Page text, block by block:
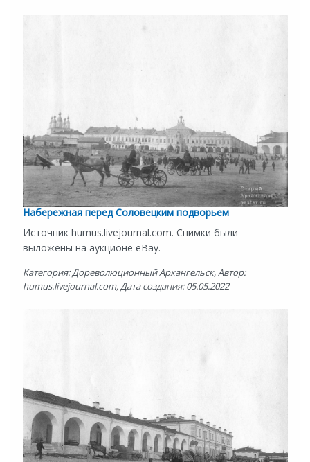
Набережная перед Соловецким подворьем
Источник humus.livejournal.com. Снимки были
выложены на аукционе eBay.
Категория: Дореволюционный Архангельск, Автор:
humus.livejournal.com, Дата создания: 05.05.2022